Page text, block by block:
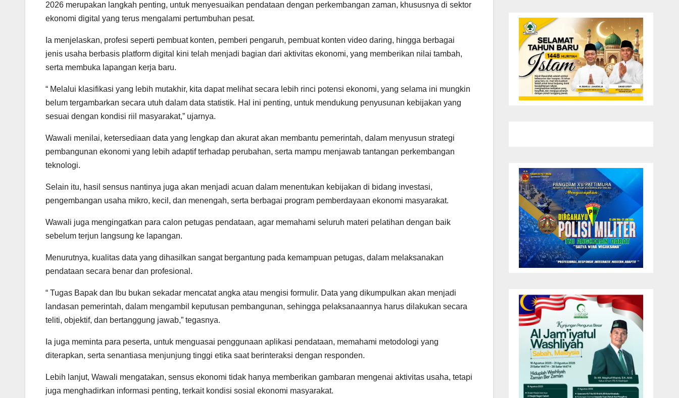
2026 merupakan langkah penting, untuk menyesuaikan pendataan dengan perkembangan zaman, khususnya di sektor
ekonomi digital yang terus mengalami pertumbuhan pesat.
Ia menjelaskan, profesi seperti pembuat konten, pemberi pengaruh, pembuat konten video daring, hingga berbagai
jenis usaha berbasis platform digital kini telah menjadi bagian dari aktivitas ekonomi, yang memberikan nilai tambah,
serta membuka lapangan kerja baru.
“ Melalui klasifikasi yang lebih mutakhir, kita dapat melihat secara lebih rinci potensi ekonomi, yang selama ini mungkin
belum tergambarkan secara utuh dalam data statistik. Hal ini penting, untuk mendukung penyusunan kebijakan yang
sesuai dengan kondisi riil masyarakat,” ujarnya.
Wawali menilai, ketersediaan data yang lengkap dan akurat akan membantu pemerintah, dalam menyusun strategi
pembangunan ekonomi yang lebih adaptif terhadap perubahan, serta mampu menjawab tantangan perkembangan
teknologi.
Selain itu, hasil sensus nantinya juga akan menjadi acuan dalam menentukan kebijakan di bidang investasi,
pengembangan usaha mikro, kecil, dan menengah, serta berbagai program pemberdayaan ekonomi masyarakat.
Wawali juga mengingatkan para calon petugas pendataan, agar memahami seluruh materi pelatihan dengan baik
sebelum terjun langsung ke lapangan.
Menurutnya, kualitas data yang dihasilkan sangat bergantung pada kemampuan petugas, dalam melaksanakan
pendataan secara benar dan profesional.
“ Tugas Bapak dan Ibu bukan sekadar mencatat angka atau mengisi formulir. Data yang dikumpulkan akan menjadi
landasan pemerintah, dalam mengambil keputusan pembangunan, sehingga pelaksanaannya harus dilakukan secara
teliti, objektif, dan bertanggung jawab,” tegasnya.
Ia juga meminta para peserta, untuk menguasai penggunaan aplikasi pendataan, memahami metodologi yang
diterapkan, serta senantiasa menjunjung tinggi etika saat berinteraksi dengan responden.
Lebih lanjut, Wawali mengatakan, sensus ekonomi tidak hanya memberikan gambaran mengenai aktivitas usaha, tetapi
juga menghadirkan informasi penting, terkait kondisi sosial ekonomi masyarakat.